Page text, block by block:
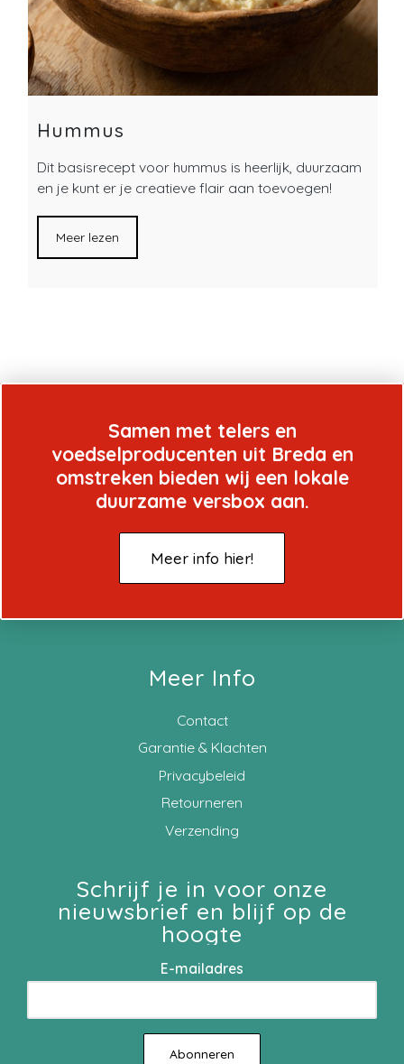
Hummus
Dit basisrecept voor hummus is heerlijk, duurzaam
en je kunt er je creatieve flair aan toevoegen!
Meer lezen
Samen met telers en
voedselproducenten uit Breda en
omstreken bieden wij een lokale
duurzame versbox aan.
Meer info hier!
Meer Info
Contact
Garantie & Klachten
Privacybeleid
Retourneren
Verzending
Schrijf je in voor onze
nieuwsbrief en blijf op de
hoogte
E-mailadres